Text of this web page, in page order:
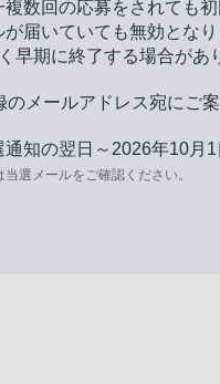
数回の応募をされても
届いていても無効となり
早期に終了する場合があ
のメールアドレス宛にご
通知の翌日～2026年10月
当選メールをご確認ください。